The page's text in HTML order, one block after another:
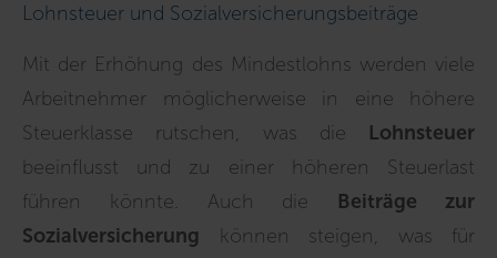
Lohnsteuer und Sozialversicherungsbeiträge
Mit der Erhöhung des Mindestlohns werden viele
Arbeitnehmer möglicherweise in eine höhere
Steuerklasse rutschen, was die Lohnsteuer
beeinflusst und zu einer höheren Steuerlast
führen könnte. Auch die Beiträge zur
Sozialversicherung können steigen, was für